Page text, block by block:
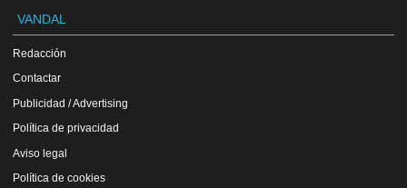
VANDAL
Redacción
Contactar
Publicidad / Advertising
Política de privacidad
Aviso legal
Política de cookies